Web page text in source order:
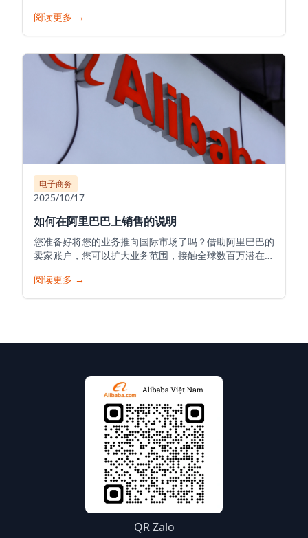
阅读更多 →
电子商务
2025/10/17
如何在阿里巴巴上销售的说明
您准备好将您的业务推向国际市场了吗？借助阿里巴巴的
卖家账户，您可以扩大业务范围，接触全球数百万潜在客
销售之旅的详细指南。
阅读更多 →
QR Zalo